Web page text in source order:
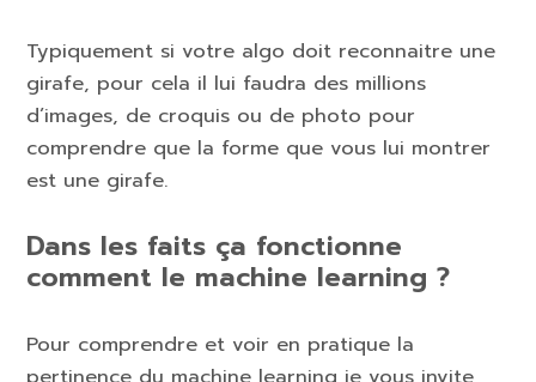
Typiquement si votre algo doit reconnaitre une
girafe, pour cela il lui faudra des millions
d’images, de croquis ou de photo pour
comprendre que la forme que vous lui montrer
est une girafe.
Dans les faits ça fonctionne
comment le machine learning ?
Pour comprendre et voir en pratique la